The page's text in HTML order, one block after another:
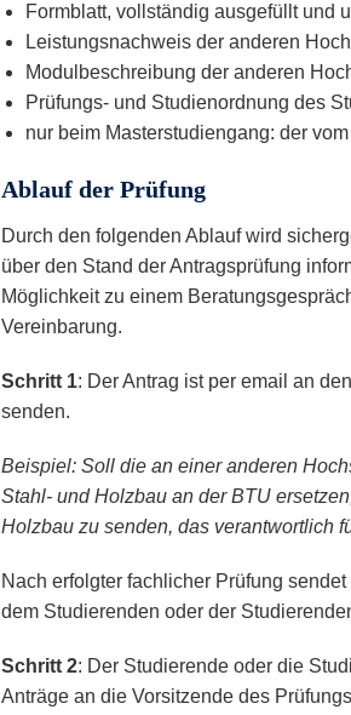
Formblatt, vollständig ausgefüllt und
Leistungsnachweis der anderen
Modulbeschreibung der anderen
Prüfungs- und Studienordnung des
nur beim Masterstudiengang: der
Ablauf der Prüfung
Durch den folgenden Ablauf wird
über den Stand der Antragsprüfung
Möglichkeit zu einem
Vereinbarung.
Schritt 1: Der Antrag ist per email an
senden.
Beispiel: Soll die an einer anderen
Stahl- und Holzbau an der BTU
Holzbau zu senden, das verantwortlich
Nach erfolgter fachlicher Prüfung
dem Studierenden oder der
Schritt 2: Der Studierende oder die
Anträge an die Vorsitzende des